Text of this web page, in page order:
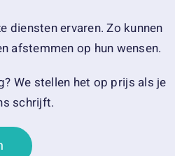
diensten ervaren. Zo kunnen
afstemmen op hun wensen.
We stellen het op prijs als je
schrijft.